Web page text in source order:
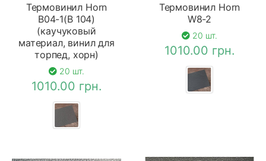
Термовинил Horn
В04-1(В 104)
(каучуковый
материал, винил для
торпед, хорн)
20 шт.
1010.00 грн.
Термовинил Horn
W8-2
20 шт.
1010.00 грн.